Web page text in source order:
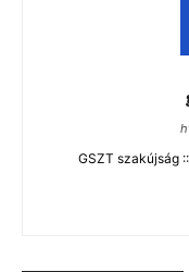
GSZT szakújság